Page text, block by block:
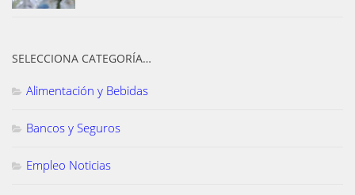
SELECCIONA CATEGORÍA…
Alimentación y Bebidas
Bancos y Seguros
Empleo Noticias